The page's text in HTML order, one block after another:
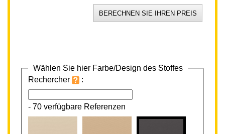
Wählen Sie hier Farbe/Design des Stoffes
Rechercher
:
- 70 verfügbare Referenzen